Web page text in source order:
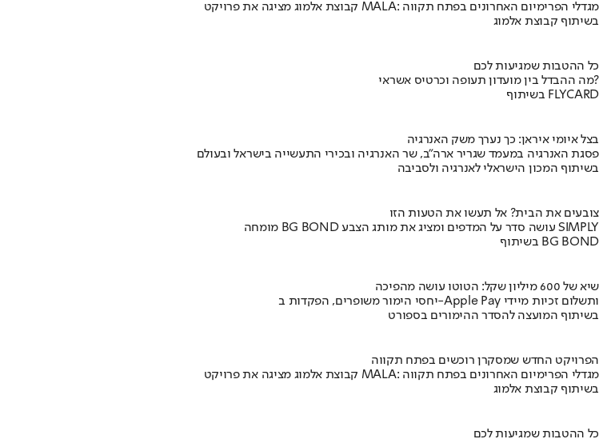
קבוצת אלמוג מציגה את פרויקט MALA: מגדלי הפרימיום האחרונים בפתח תקווה
בשיתוף קבוצת אלמוג
כל ההטבות שמגיעות לכם
מה ההבדל בין מועדון תעופה וכרטיס אשראי?
בשיתוף FLYCARD
בצל איומי איראן: כך נערך משק האנרגיה
פסגת האנרגיה במעמד שגריר ארה"ב, שר האנרגיה ובכירי התעשייה בישראל ובעולם
בשיתוף המכון הישראלי לאנרגיה ולסביבה
צובעים את הבית? אל תעשו את הטעות הזו
מומחה BG BOND עושה סדר על המדפים ומציג את מותג הצבע SIMPLY
בשיתוף BG BOND
שיא של 600 מיליון שקל: הטוטו עושה מהפיכה
יחסי הימור משופרים, הפקדות ב-Apple Pay ותשלום זכיות מיידי
בשיתוף המועצה להסדר ההימורים בספורט
הפרויקט החדש שמסקרן רוכשים בפתח תקווה
קבוצת אלמוג מציגה את פרויקט MALA: מגדלי הפרימיום האחרונים בפתח תקווה
בשיתוף קבוצת אלמוג
כל ההטבות שמגיעות לכם